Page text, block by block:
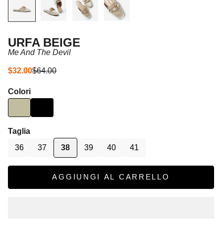
URFA BEIGE
Me And The Devil
Prezzo scontato
$32.00Prezzo
$64.00
Colori
Taglia
36
37 38 39 40 41
AGGIUNGI AL CARRELLO